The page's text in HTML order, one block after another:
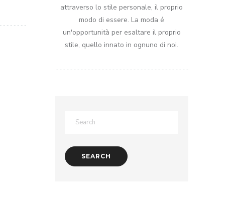
attraverso lo stile personale, il proprio
modo di essere. La moda é
un'opportunità per esaltare il proprio
stile, quello innato in ognuno di noi.